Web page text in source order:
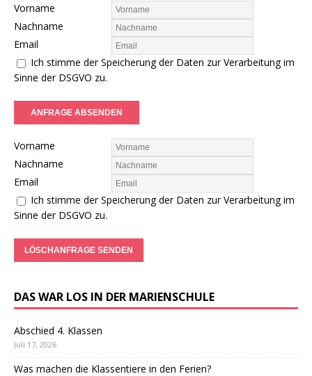
Vorname
Nachname
Email
Ich stimme der Speicherung der Daten zur Verarbeitung im
Sinne der DSGVO zu.
Vorname
Nachname
Email
Ich stimme der Speicherung der Daten zur Verarbeitung im
Sinne der DSGVO zu.
DAS WAR LOS IN DER MARIENSCHULE
Abschied 4. Klassen
Juli 17, 2026
Was machen die Klassentiere in den Ferien?